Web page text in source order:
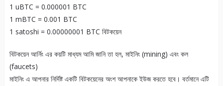
1 uBTC = 0.000001 BTC
1 mBTC = 0.001 BTC
1 satoshi = 0.00000001 BTC বিটকয়েন
বিটকয়েন আর্নিং এর কয়টি মাধ্যম আমি জানি তা হল, মাইনিং (mining) এবং কল
(faucets)
মাইনিং এ আপনার নির্দিষ্ট একটি বিটকয়েনের অংশ আপনাকে ইউজ করতে হবে। বর্তমানে এটি